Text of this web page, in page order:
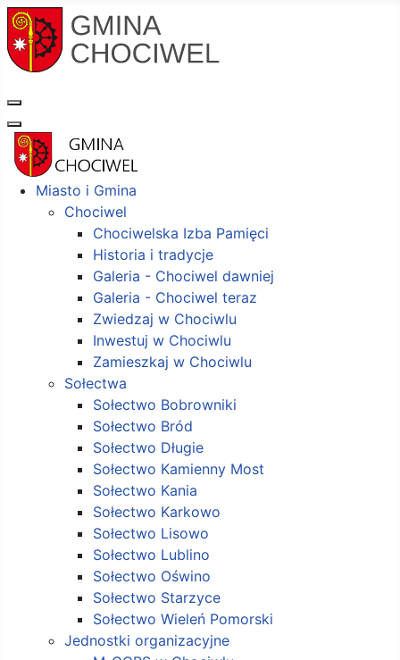
Miasto i Gmina
Chociwel
Chociwelska Izba Pamięci
Historia i tradycje
Galeria - Chociwel dawniej
Galeria - Chociwel teraz
Zwiedzaj w Chociwlu
Inwestuj w Chociwlu
Zamieszkaj w Chociwlu
Sołectwa
Sołectwo Bobrowniki
Sołectwo Bród
Sołectwo Długie
Sołectwo Kamienny Most
Sołectwo Kania
Sołectwo Karkowo
Sołectwo Lisowo
Sołectwo Lublino
Sołectwo Oświno
Sołectwo Starzyce
Sołectwo Wieleń Pomorski
Jednostki organizacyjne